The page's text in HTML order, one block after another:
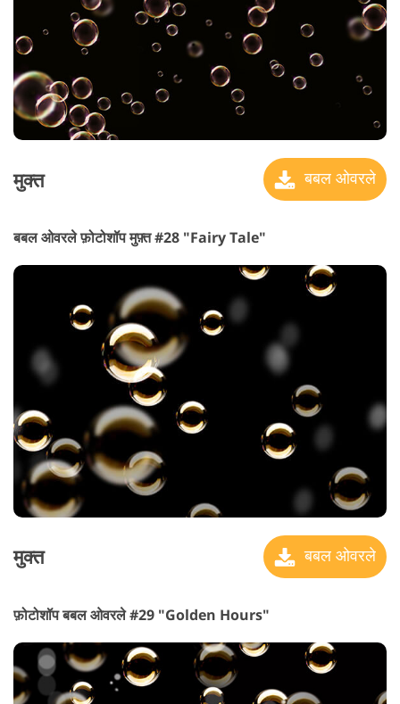
मुक्त बबल ओवरले
बबल ओवरले फ़ोटोशॉप मुफ़्त #28 "Fairy Tale"
मुक्त बबल ओवरले
फ़ोटोशॉप बबल ओवरले #29 "Golden Hours"